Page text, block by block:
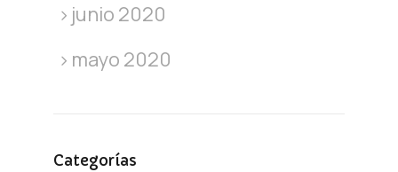
junio 2020
mayo 2020
Categorías